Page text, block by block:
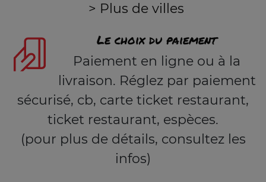
> Plus de villes
Le choix du paiement
Paiement en ligne ou à la
livraison. Réglez par paiement
sécurisé, cb, carte ticket restaurant,
ticket restaurant, espèces.
(pour plus de détails, consultez les
infos)